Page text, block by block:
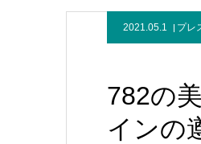
2021.05.1 プレ
782の
インの